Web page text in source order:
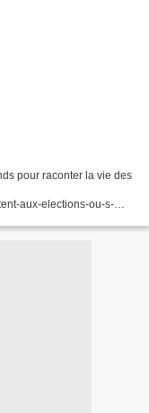
pour raconter la vie des
aux-elections-ou-s-